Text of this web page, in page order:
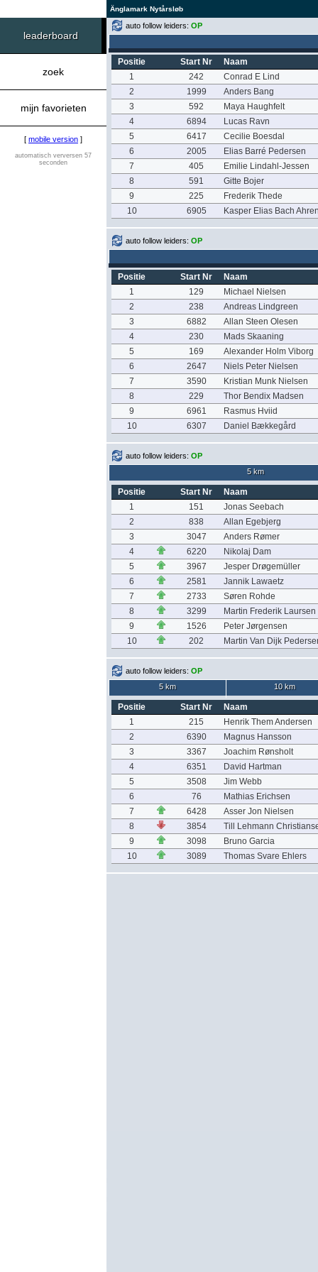
Änglamark Nytårsløb
leaderboard
zoek
mijn favorieten
[ mobile version ]
automatisch verversen 57
seconden
auto follow leiders: OP
Positie Start Nr
Naam
1
242
Conrad E Lind
2
1999
Anders Bang
3
592
Maya Haughfelt
4
6894
Lucas Ravn
5
6417
Cecilie Boesdal
6
2005
Elias Barré Pedersen
7
405
Emilie Lindahl-Jessen
8
591
Gitte Bojer
9
225
Frederik Thede
10
6905 Kasper Elias Bach
auto follow leiders: OP
Positie Start Nr
Naam
1
129
Michael Nielsen
2
238
Andreas Lindgreen
3
6882
Allan Steen Olesen
4
230
Mads Skaaning
5
169
Alexander Holm Viborg
6
2647
Niels Peter Nielsen
7
3590
Kristian Munk Nielsen
8
229
Thor Bendix Madsen
9
6961
Rasmus Hviid
10
6307 Daniel Bækkegård
auto follow leiders: OP
5 km
Positie Start Nr
Naam
1
151
Jonas Seebach
2
838
Allan Egebjerg
3
3047
Anders Rømer
4
6220
Nikolaj Dam
5
3967
Jesper Drøgemüller
6
2581
Jannik Lawaetz
7
2733
Søren Rohde
8
3299
Martin Frederik Laursen
9
1526
Peter Jørgensen
10
202 Martin Van Dijk
auto follow leiders: OP
5 km
10 km
Positie Start Nr
Naam
1
215
Henrik Them Andersen
2
6390
Magnus Hansson
3
3367
Joachim Rønsholt
4
6351
David Hartman
5
3508
Jim Webb
6
76
Mathias Erichsen
7
6428
Asser Jon Nielsen
8
3854
Till Lehmann
9
3098
Bruno Garcia
10
3089 Thomas Svare Ehlers